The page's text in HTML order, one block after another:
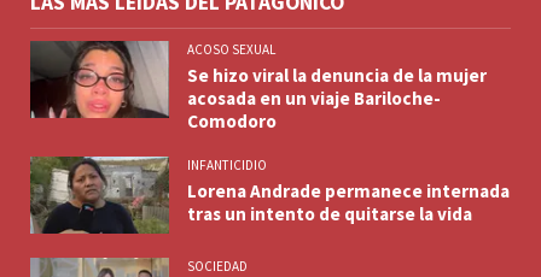
ACOSO SEXUAL
Se hizo viral la denuncia de la mujer
acosada en un viaje Bariloche-
Comodoro
INFANTICIDIO
Lorena Andrade permanece internada
tras un intento de quitarse la vida
SOCIEDAD